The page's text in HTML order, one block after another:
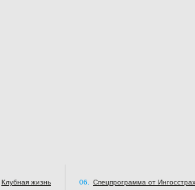
Клубная жизнь 06. Спецпрограмма от